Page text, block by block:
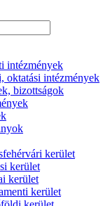
intézmények
oktatási intézmények
bizottságok
kerület
kerület
kerület
kerület